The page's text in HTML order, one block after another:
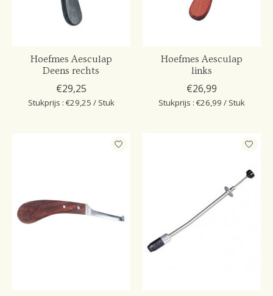
Hoefmes Aesculap
Deens rechts
€29,25
Stukprijs : €29,25 / Stuk
Hoefmes Aesculap
links
€26,99
Stukprijs : €26,99 / Stuk